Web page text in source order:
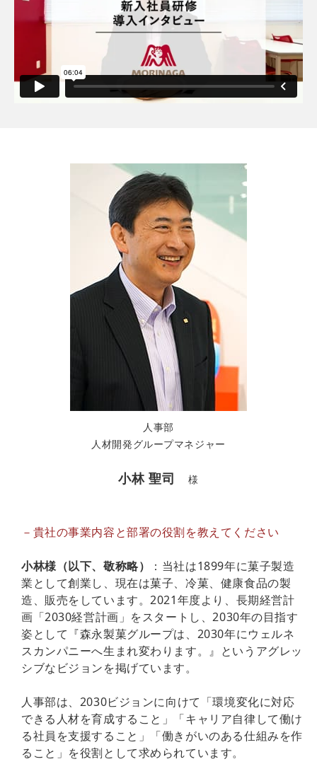
人事部
人材開発グループマネジャー
小林 聖司 様
－貴社の事業内容と部署の役割を教えてください
小林様（以下、敬称略）
：当社は1899年に菓子製造
業として創業し、現在は菓子、冷菓、健康食品の製
造、販売をしています。2021年度より、長期経営計
画「2030経営計画」をスタートし、2030年の目指す
姿として『森永製菓グループは、2030年にウェルネ
スカンパニーへ生まれ変わります。』というアグレッ
シブなビジョンを掲げています。
人事部は、2030ビジョンに向けて「環境変化に対応
できる人材を育成すること」「キャリア自律して働け
る社員を支援すること」「働きがいのある仕組みを作
ること」を役割として求められています。